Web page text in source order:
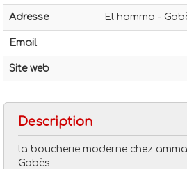
Boucheries charcuteries
Adresse El hamma -
Email
Site web
Description
la boucherie moderne chez
Gabès